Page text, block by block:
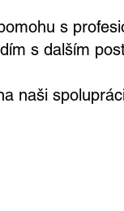
s
s dalším
naši